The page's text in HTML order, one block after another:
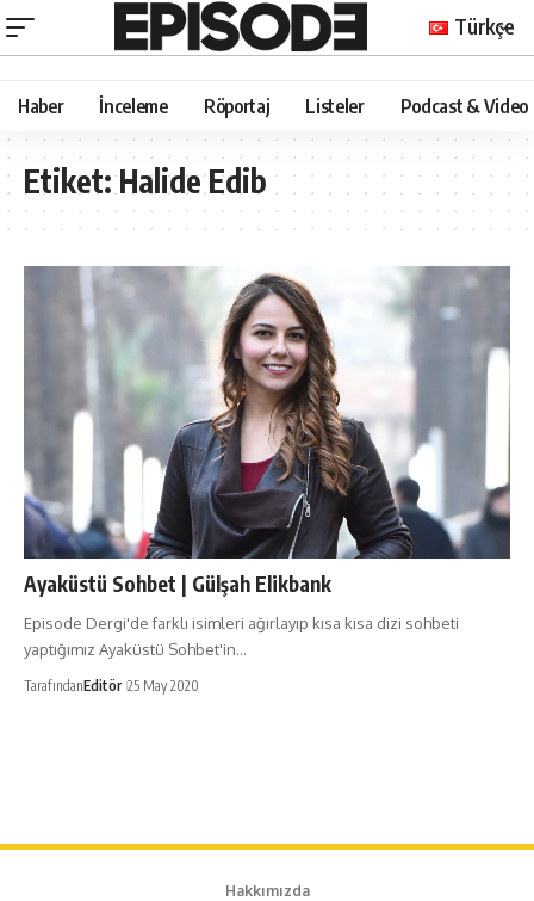
Türkçe
Haber İnceleme Röportaj Listeler Podcast & Video
Etiket:Halide Edib
Ayaküstü Sohbet | Gülşah Elikbank
Episode Dergi'de farklı isimleri ağırlayıp kısa kısa dizi sohbeti
yaptığımız Ayaküstü Sohbet'in…
TarafındanEditör 25 May 2020
Hakkımızda